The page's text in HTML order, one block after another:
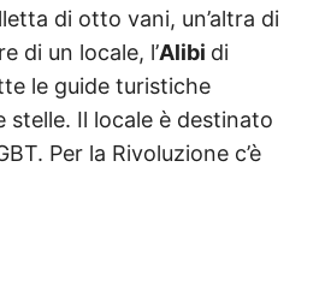
di otto vani, un’altra di
di un locale, l’Alibi di
le guide turistiche
stelle. Il locale è destinato
Per la Rivoluzione c’è